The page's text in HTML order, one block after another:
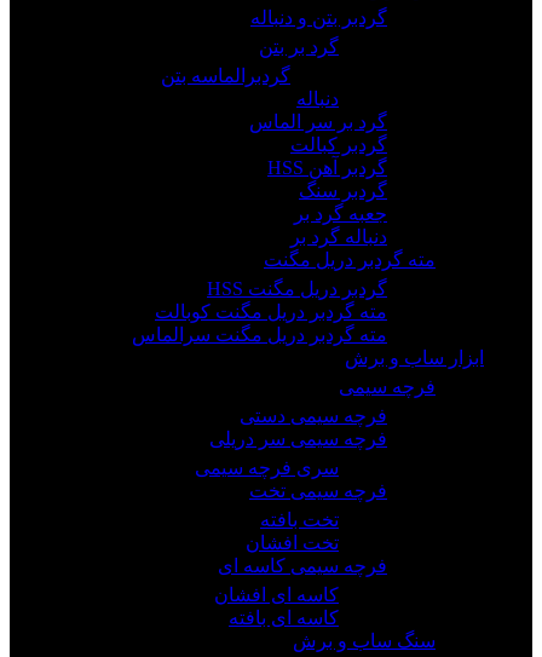
گردبر بتن و دنباله
گرد بر بتن
گردبرالماسه بتن
دنباله
گرد بر سر الماس
گردبر کبالت
گردبر آهن HSS
گردبر سنگ
جعبه گرد بر
دنباله گرد بر
مته گردبر دریل مگنت
گردبر دریل مگنت HSS
مته گردبر دریل مگنت کوبالت
مته گردبر دریل مگنت سرالماس
ابزار ساب و برش
فرچه سیمی
فرچه سیمی دستی
فرچه سیمی سر دریلی
سری فرچه سیمی
فرچه سیمی تخت
تخت بافته
تخت افشان
فرچه سیمی کاسه ای
کاسه ای افشان
کاسه ای بافته
سنگ ساب و برش